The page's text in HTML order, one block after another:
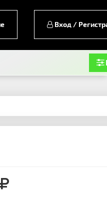
Вход /